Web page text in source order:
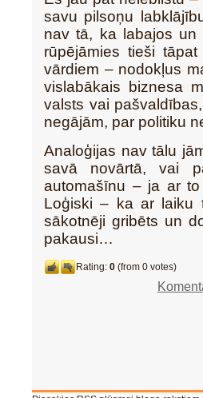
savu pilsoņu
nav tā, ka labajos un
rūpējāmies tieši
vārdiem – nodokļus
vislabākais biznesa
valsts vai
negājām, par politiku
Analoģijas nav tālu
savā novārtā, vai
automašīnu – ja ar
Loģiski – ka ar laiku
sākotnēji gribēts un
pakausi…
Rating: 0 (from 0 votes)